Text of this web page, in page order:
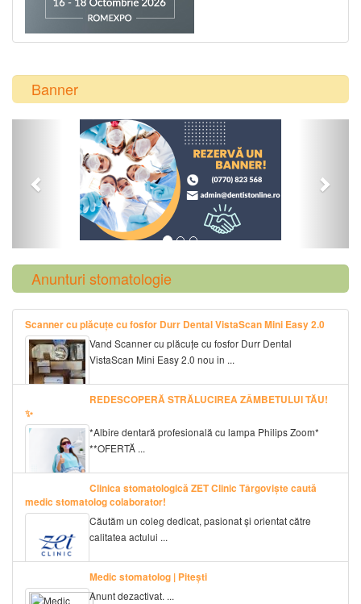
Banner
Previous
Anunturi stomatologie
Scanner cu plăcuțe cu fosfor Durr Dental VistaScan Mini Easy 2.0
Vand Scanner cu plăcuțe cu fosfor Durr Dental
VistaScan Mini Easy 2.0 nou in ...
REDESCOPERĂ STRĂLUCIREA ZÂMBETULUI TĂU!
✨
*Albire dentară profesională cu lampa Philips Zoom*
**OFERTĂ ...
Clinica stomatologică ZET Clinic Târgoviște caută
medic stomatolog colaborator!
Căutăm un coleg dedicat, pasionat și orientat către
calitatea actului ...
Medic stomatolog | Pitești
Anunt dezactivat. ...